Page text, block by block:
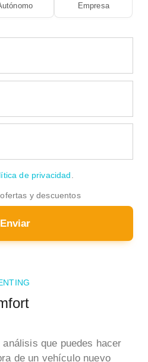
Empresa
de privacidad.
y descuentos
Enviar
que puedes hacer
de un vehículo nuevo